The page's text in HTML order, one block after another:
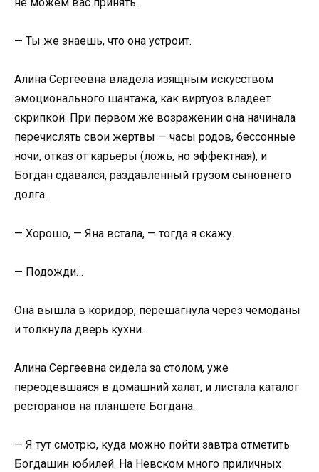
— Ты же знаешь, что она устроит.
Алина Сергеевна владела изящным искусством
эмоционального шантажа, как виртуоз владеет
скрипкой. При первом же возражении она начинала
перечислять свои жертвы — часы родов, бессонные
ночи, отказ от карьеры (ложь, но эффектная), и
Богдан сдавался, раздавленный грузом сыновнего
долга.
— Хорошо, — Яна встала, — тогда я скажу.
— Подожди…
Она вышла в коридор, перешагнула через чемоданы
и толкнула дверь кухни.
Алина Сергеевна сидела за столом, уже
переодевшаяся в домашний халат, и листала каталог
ресторанов на планшете Богдана.
— Я тут смотрю, куда можно пойти завтра отметить
Богдашин юбилей. На Невском много приличных